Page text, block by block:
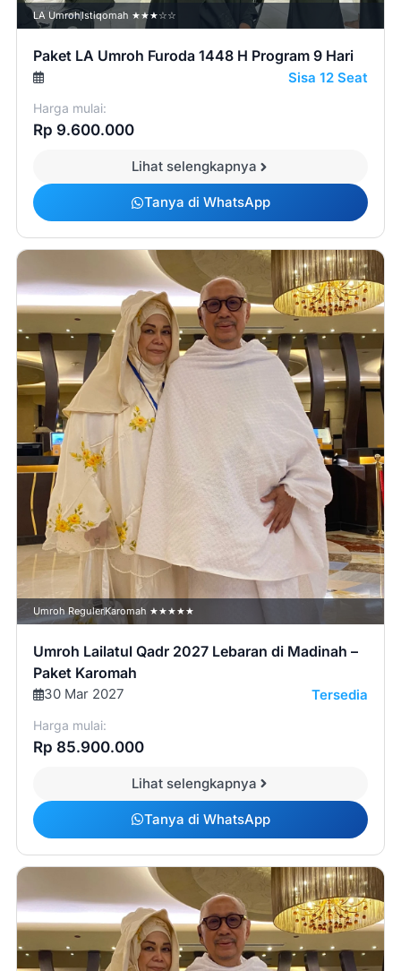
LA UmrohIstiqomah ★★★☆☆
Paket LA Umroh Furoda 1448 H Program 9 Hari
Sisa 12 Seat
Harga mulai:
Rp 9.600.000
Lihat selengkapnya
Tanya di WhatsApp
Umroh RegulerKaromah ★★★★★
Umroh Lailatul Qadr 2027 Lebaran di Madinah –
Paket Karomah
30 Mar 2027 Tersedia
Harga mulai:
Rp 85.900.000
Lihat selengkapnya
Tanya di WhatsApp